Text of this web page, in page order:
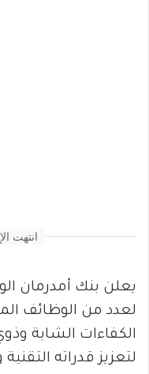
انتهت
يعلن بنك أمدرمان
لعدد من الوظائف
الكفاءات الشابة
لتعزيز قدراته